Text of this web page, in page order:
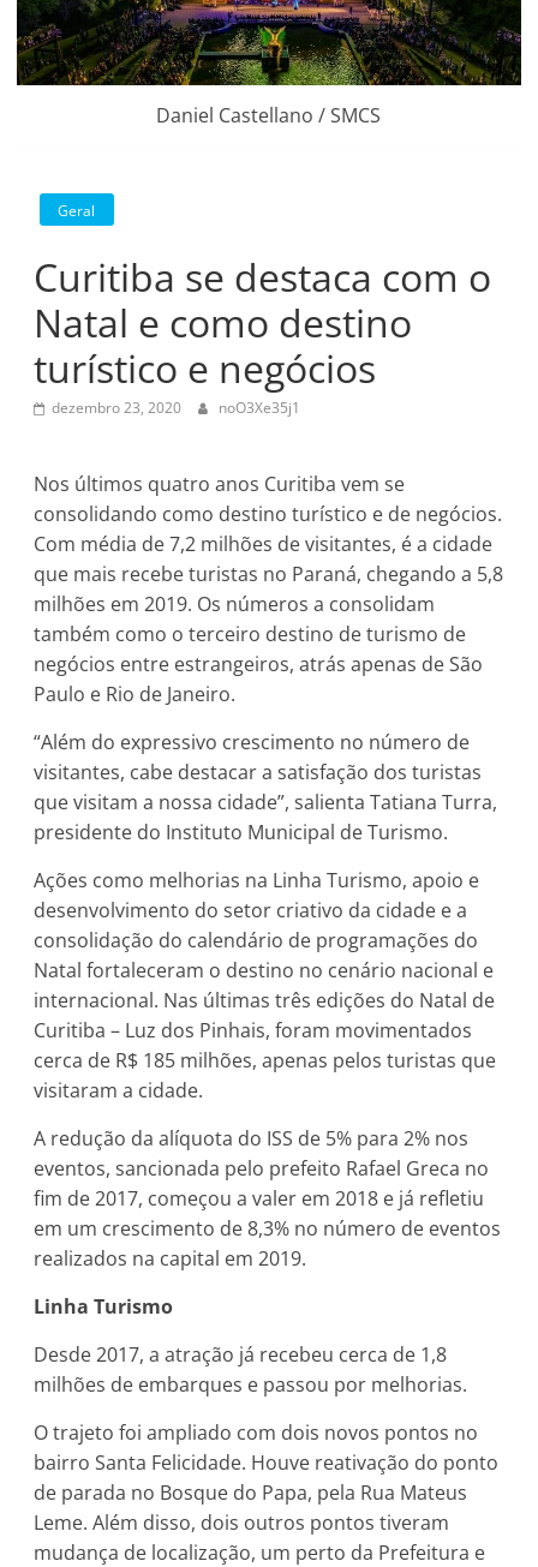
Daniel Castellano / SMCS
Geral
Curitiba se destaca com o
Natal e como destino
turístico e negócios
dezembro 23, 2020 noO3Xe35j1
Nos últimos quatro anos Curitiba vem se
consolidando como destino turístico e de negócios.
Com média de 7,2 milhões de visitantes, é a cidade
que mais recebe turistas no Paraná, chegando a 5,8
milhões em 2019. Os números a consolidam
também como o terceiro destino de turismo de
negócios entre estrangeiros, atrás apenas de São
Paulo e Rio de Janeiro.
“Além do expressivo crescimento no número de
visitantes, cabe destacar a satisfação dos turistas
que visitam a nossa cidade”, salienta Tatiana Turra,
presidente do Instituto Municipal de Turismo.
Ações como melhorias na Linha Turismo, apoio e
desenvolvimento do setor criativo da cidade e a
consolidação do calendário de programações do
Natal fortaleceram o destino no cenário nacional e
internacional. Nas últimas três edições do Natal de
Curitiba – Luz dos Pinhais, foram movimentados
cerca de R$ 185 milhões, apenas pelos turistas que
visitaram a cidade.
A redução da alíquota do ISS de 5% para 2% nos
eventos, sancionada pelo prefeito Rafael Greca no
fim de 2017, começou a valer em 2018 e já refletiu
em um crescimento de 8,3% no número de eventos
realizados na capital em 2019.
Linha Turismo
Desde 2017, a atração já recebeu cerca de 1,8
milhões de embarques e passou por melhorias.
O trajeto foi ampliado com dois novos pontos no
bairro Santa Felicidade. Houve reativação do ponto
de parada no Bosque do Papa, pela Rua Mateus
Leme. Além disso, dois outros pontos tiveram
mudança de localização, um perto da Prefeitura e